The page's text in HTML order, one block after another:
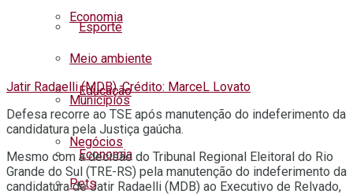
Esporte
Educação
Economia
Economia
Meio ambiente
Municípios
Negócios
Pets
Jatir Radaelli (MDB). Crédito: MarceL Lovato
Defesa recorre ao TSE após manutenção do indeferimento da
candidatura pela Justiça gaúcha.
Mesmo com a decisão do Tribunal Regional Eleitoral do Rio
Grande do Sul (TRE-RS) pela manutenção do indeferimento da
candidatura de Jatir Radaelli (MDB) ao Executivo de Relvado,